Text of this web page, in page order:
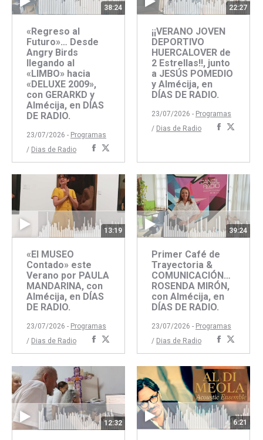
38:24
«Regreso al
Futuro»… Desde
Angry Birds
llegando al
«LIMBO» hacia
«DELUXE 2009»,
con GERARKD y
Almécija, en DÍAS
DE RADIO.
23/07/2026 - Programas
/ Dias de Radio
Compartir
con
Facebook
con
Twitter
22:27
¡¡VERANO JOVEN
DEPORTIVO
HUERCALOVER de
2 Estrellas!!, junto
a JESÚS POMEDIO
y Almécija, en
DÍAS DE RADIO.
23/07/2026 - Programas
/ Dias de Radio
Compartir
13:19
«El MUSEO
Contado» este
Verano por PAULA
MANDARINA, con
Almécija, en DÍAS
DE RADIO.
23/07/2026 - Programas
/ Dias de Radio
Compartir
con
Facebook
con
Twitter
39:24
Primer Café de
Trayectoria &
COMUNICACIÓN…
ROSENDA MIRÓN,
con Almécija, en
DÍAS DE RADIO.
23/07/2026 - Programas
/ Dias de Radio
Compartir
concon
12:32 6:21